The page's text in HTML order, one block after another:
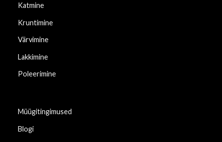
Katmine
Kruntimine
Värvimine
Lakkimine
Poleerimine
Müügitingimused
Blogi